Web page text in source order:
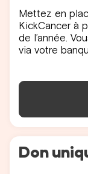
Mettez en
KickCancer à
de l’année.
via votre
Don